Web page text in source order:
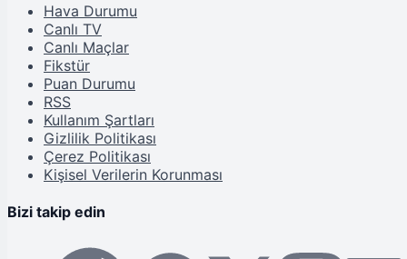
Hava Durumu
Canlı TV
Canlı Maçlar
Fikstür
Puan Durumu
RSS
Kullanım Şartları
Gizlilik Politikası
Çerez Politikası
Kişisel Verilerin Korunması
Bizi takip edin